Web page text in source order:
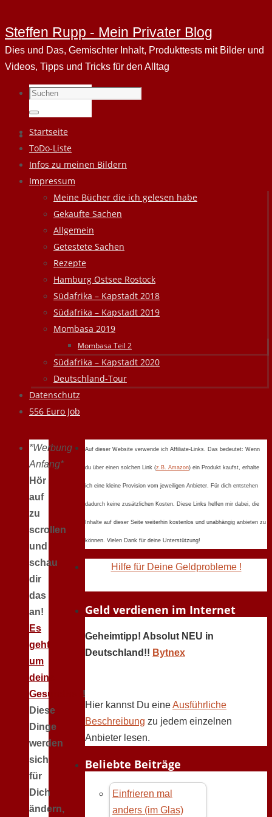
Steffen Rupp - Mein Privater Blog
Dies und Das, Gemischter Inhalt, Produkttests mit Bilder und
Videos, Tipps und Tricks für den Alltag
Suchen
nach:
Suchen
Zum
Inhalt
springen
Startseite
ToDo-Liste
Infos zu meinen Bildern
Impressum
Meine Bücher die ich gelesen habe
Gekaufte Sachen
Allgemein
Getestete Sachen
Rezepte
Hamburg Ostsee Rostock
Südafrika – Kapstadt 2018
Südafrika – Kapstadt 2019
Mombasa 2019
Mombasa Teil 2
Südafrika – Kapstadt 2020
Deutschland-Tour
Datenschutz
556 Euro Job
*Werbung
Anfang*
Hör
auf
zu
scrollen
und
schau
dir
das
an!
Es
geht
um
deine
Gesundheit !
Diese
Dinge
werden
sich
für
Dich
ändern,
Auf dieser Website verwende ich Affiliate-Links. Das bedeutet: Wenn
du über einen solchen Link (z.B. Amazon) ein Produkt kaufst, erhalte
ich eine kleine Provision vom jeweiligen Anbieter. Für dich entstehen
dadurch keine zusätzlichen Kosten. Diese Links helfen mir dabei, die
Inhalte auf dieser Seite weiterhin kostenlos und unabhängig anbieten zu
können. Vielen Dank für deine Unterstützung!
Hilfe für Deine Geldprobleme !
Geld verdienen im Internet
Geheimtipp! Absolut NEU in
Deutschland!! Bytnex
Hier kannst Du eineAusführliche
Beschreibung zu jedem einzelnen
Anbieter lesen.
Beliebte Beiträge
Einfrieren mal
anders (im Glas)